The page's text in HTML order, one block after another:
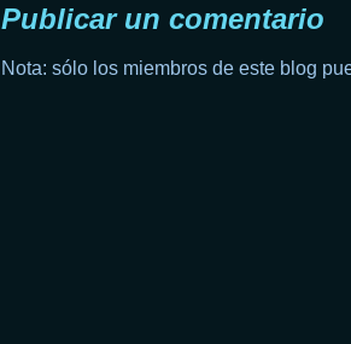
Publicar un comentario
Nota: sólo los miembros de este blog